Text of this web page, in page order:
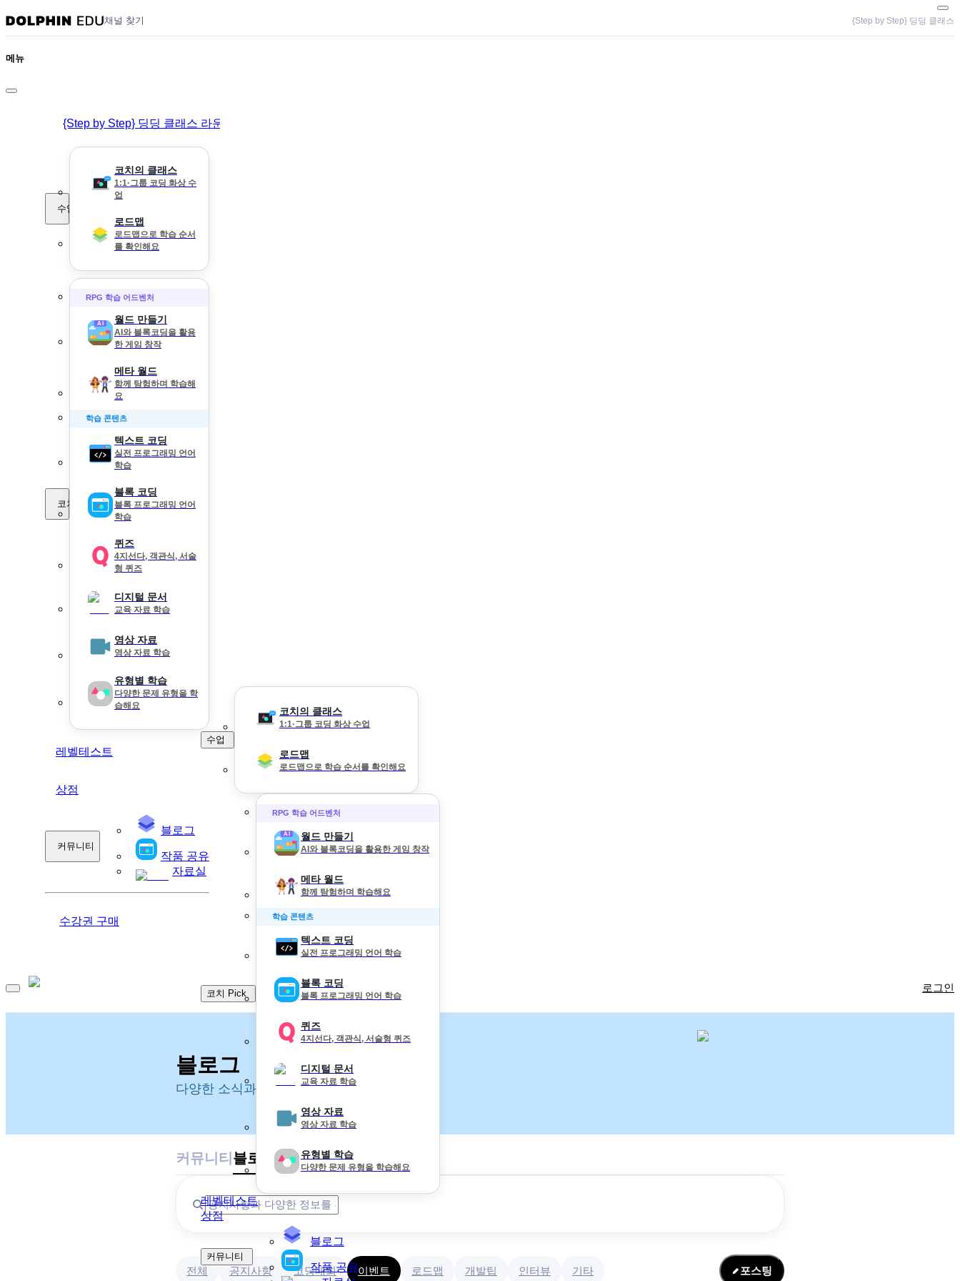
채널 찾기 {Step by Step} 딩딩 클래스
메뉴
{Step by Step} 딩딩 클래스 라운지
수업
코치의 클래스
1:1·그룹 코딩 화상 수
업
로드맵
로드맵으로 학습 순서
를 확인해요
코치 Pick
RPG 학습 어드벤처
월드 만들기
AI와 블록코딩을 활용
한 게임 창작
메타 월드
함께 탐험하며 학습해
요
학습 콘텐츠
텍스트 코딩
실전 프로그래밍 언어
학습
블록 코딩
블록 프로그래밍 언어
학습
퀴즈
4지선다, 객관식, 서술
형 퀴즈
디지털 문서
교육 자료 학습
영상 자료
영상 자료 학습
유형별 학습
다양한 문제 유형을 학
습해요
레벨테스트
상점
커뮤니티
블로그
작품 공유
자료실
수강권 구매
수업
코치의 클래스
1:1·그룹 코딩 화상 수업
로드맵
로드맵으로 학습 순서를 확인해요
코치 Pick
RPG 학습 어드벤처
월드 만들기
AI와 블록코딩을 활용한 게임 창작
메타 월드
함께 탐험하며 학습해요
학습 콘텐츠
텍스트 코딩
실전 프로그래밍 언어 학습
블록 코딩
블록 프로그래밍 언어 학습
퀴즈
4지선다, 객관식, 서술형 퀴즈
디지털 문서
교육 자료 학습
영상 자료
영상 자료 학습
유형별 학습
다양한 문제 유형을 학습해요
레벨테스트
상점
커뮤니티
블로그
작품 공유
로그인
블로그
다양한 소식과 유용한 정보를 얻을 수 있어요
커뮤니티 블로그
전체 공지사항 코딩대회 이벤트 로드맵 개발팁 인터뷰 기타 포스팅